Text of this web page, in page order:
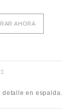
AHORA
detalle en espalda.